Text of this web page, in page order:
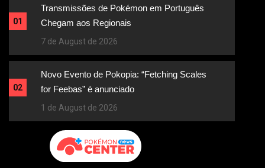
01
Transmissões de Pokémon em Português
Chegam aos Regionais
7 de August de 2026
02
Novo Evento de Pokopia: “Fetching Scales
for Feebas” é anunciado
1 de August de 2026